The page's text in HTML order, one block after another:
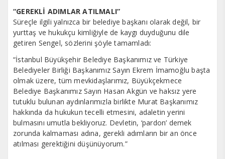
“GEREKLİ ADIMLAR ATILMALI”
Süreçle ilgili yalnızca bir belediye başkanı olarak değil, bir
yurttaş ve hukukçu kimliğiyle de kaygı duyduğunu dile
getiren Sengel, sözlerini şöyle tamamladı:
“İstanbul Büyükşehir Belediye Başkanımız ve Türkiye
Belediyeler Birliği Başkanımız Sayın Ekrem İmamoğlu başta
olmak üzere, tüm mevkidaşlarımız, Büyükçekmece
Belediye Başkanımız Sayın Hasan Akgün ve haksız yere
tutuklu bulunan aydınlarımızla birlikte Murat Başkanımız
hakkında da hukukun tecelli etmesini, adaletin yerini
bulmasını umutla bekliyoruz. Devletin, ‘pardon’ demek
zorunda kalmaması adına, gerekli adımların bir an önce
atılması gerektiğini düşünüyorum.”